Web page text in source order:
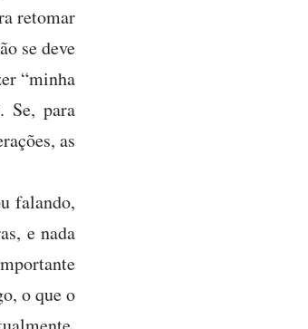
retomar
se deve
“minha
Se, para
as
falando,
e nada
o que o